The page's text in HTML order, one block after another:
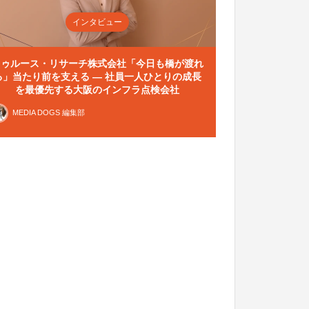
ルース・リサーチ株式会社「今日も橋が渡れ
」当たり前を支える — 社員一人ひとりの成長
を最優先する大阪のインフラ点検会社
MEDIA DOGS 編集部
インタビュー